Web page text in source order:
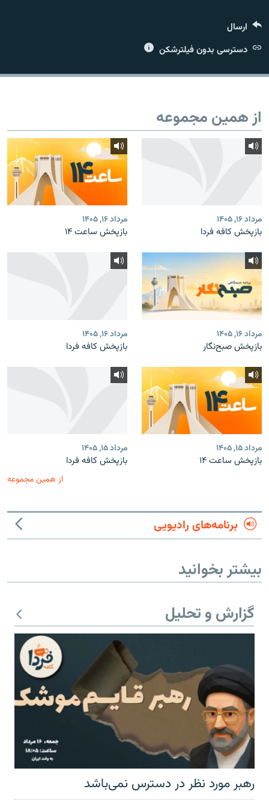
زبان‌های دیگر
ارسال
دسترسی بدون فیلترشکن
از همین مجموعه
مرداد ۱۶, ۱۴۰۵
بازپخش کافه فردا
مرداد ۱۶, ۱۴۰۵
بازپخش ساعت ۱۴
مرداد ۱۶, ۱۴۰۵
بازپخش صبح‌نگار
مرداد ۱۶, ۱۴۰۵
بازپخش کافه فردا
مرداد ۱۵, ۱۴۰۵
بازپخش ساعت ۱۴
مرداد ۱۵, ۱۴۰۵
بازپخش کافه فردا
از همین مجموعه
برنامه‌های رادیویی
بیشتر بخوانید
گزارش و تحلیل
رهبر مورد نظر در دسترس نمی‌باشد